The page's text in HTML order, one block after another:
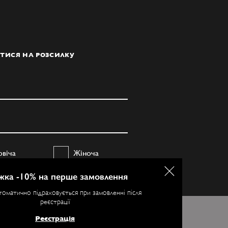
НА РОЗСИЛКУ
Жіноча
ПІДПИСАТИСЯ
-10% на перше замовлення
підраховується при замовленні після
реєстрації
Реєстрація
Більш